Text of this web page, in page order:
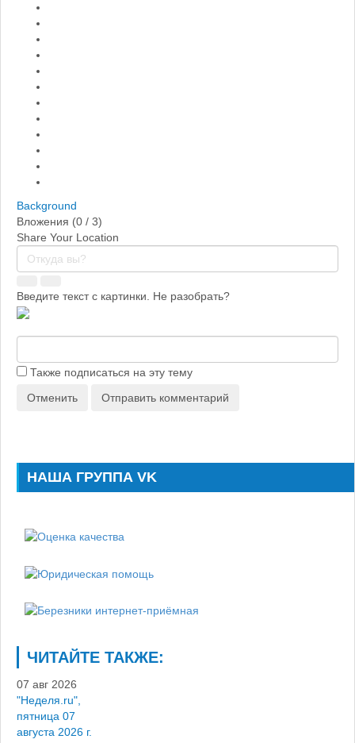
Background
Вложения (0 / 3)
Share Your Location
Введите текст с картинки. Не разобрать?
Также подписаться на эту тему
Отменить
Отправить комментарий
НАША ГРУППА VK
ЧИТАЙТЕ ТАКЖЕ:
07 авг 2026
"Неделя.ru",
пятница 07
августа 2026 г.